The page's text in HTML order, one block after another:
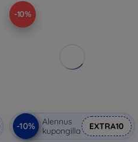
-10%
-10%
Alennus
kupongilla
EXTRA10